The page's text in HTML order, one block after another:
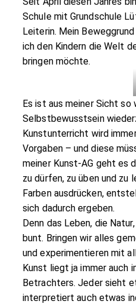
Schule mit Grundschule
Leiterin. Mein
ich den Kindern die Welt
bringen möchte.
Es ist aus meiner Sicht so
Selbstbewusstsein
Kunstunterricht wird
Vorgaben – und diese
meiner Kunst-AG geht es
zu dürfen, zu üben und zu
Farben ausdrücken,
sich dadurch ergeben.
Denn das Leben, die
bunt. Bringen wir alles
und experimentieren mit
Kunst liegt ja immer auch
Betrachters. Jeder sieht
interpretiert auch etwas